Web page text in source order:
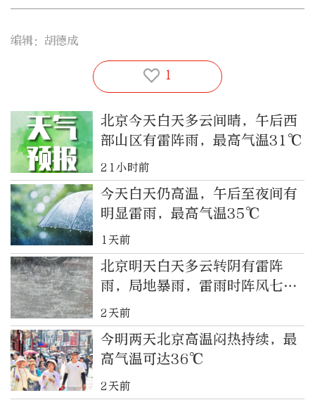
编辑：胡德成
1
北京今天白天多云间晴，午后西
部山区有雷阵雨，最高气温31℃
21小时前
今天白天仍高温，午后至夜间有
明显雷雨，最高气温35℃
1天前
北京明天白天多云转阴有雷阵
雨，局地暴雨，雷雨时阵风七八
级
2天前
今明两天北京高温闷热持续，最
高气温可达36℃
2天前